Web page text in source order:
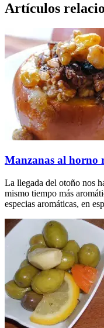
Artículos
Manzanas al horno
La llegada del otoño nos
mismo tiempo más
especias aromáticas, en